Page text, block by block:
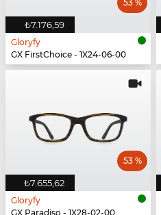
₺7.176,59
53 %
Gloryfy
GX FirstChoice - 1X24-06-00
₺7.655,62
53 %
Gloryfy
GX Paradiso - 1X28-02-00